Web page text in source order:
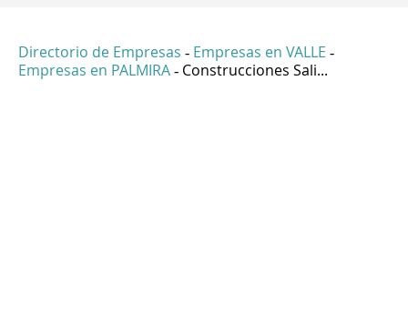
Directorio de Empresas - Empresas en VALLE -
Empresas en PALMIRA - Construcciones Sali...